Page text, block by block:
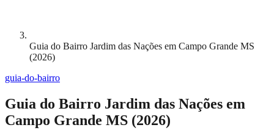
Guia do Bairro Jardim das Nações em Campo Grande MS
(2026)
guia-do-bairro
Guia do Bairro Jardim das Nações em
Campo Grande MS (2026)